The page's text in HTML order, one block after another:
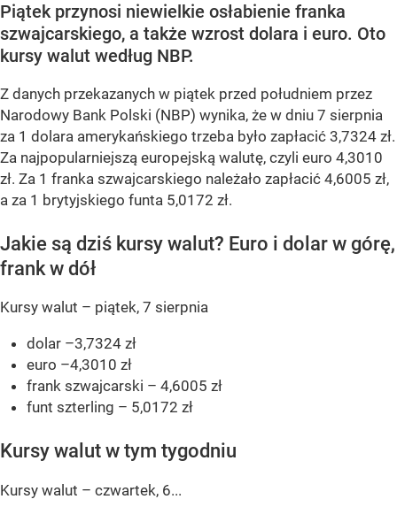
Piątek przynosi niewielkie osłabienie franka
szwajcarskiego, a także wzrost dolara i euro. Oto
kursy walut według NBP.
Z danych przekazanych w piątek przed południem przez
Narodowy Bank Polski (NBP) wynika, że w dniu 7 sierpnia
za 1 dolara amerykańskiego trzeba było zapłacić 3,7324 zł.
Za najpopularniejszą europejską walutę, czyli euro 4,3010
zł. Za 1 franka szwajcarskiego należało zapłacić 4,6005 zł,
a za 1 brytyjskiego funta 5,0172 zł.
Jakie są dziś kursy walut? Euro i dolar w górę,
frank w dół
Kursy walut – piątek, 7 sierpnia
dolar –3,7324 zł
euro –4,3010 zł
frank szwajcarski – 4,6005 zł
funt szterling – 5,0172 zł
Kursy walut w tym tygodniu
Kursy walut – czwartek, 6...